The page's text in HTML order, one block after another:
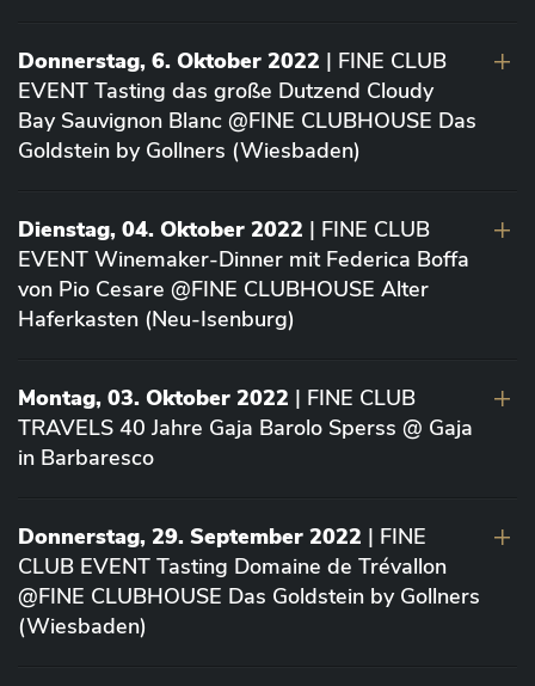
Donnerstag, 6. Oktober 2022 | FINE CLUB
EVENT Tasting das große Dutzend Cloudy
Bay Sauvignon Blanc @FINE CLUBHOUSE Das
Goldstein by Gollners (Wiesbaden)
Dienstag, 04. Oktober 2022 | FINE CLUB
EVENT Winemaker-Dinner mit Federica Boffa
von Pio Cesare @FINE CLUBHOUSE Alter
Haferkasten (Neu-Isenburg)
Montag, 03. Oktober 2022 | FINE CLUB
TRAVELS 40 Jahre Gaja Barolo Sperss @ Gaja
in Barbaresco
Donnerstag, 29. September 2022 | FINE
CLUB EVENT Tasting Domaine de Trévallon
@FINE CLUBHOUSE Das Goldstein by Gollners
(Wiesbaden)